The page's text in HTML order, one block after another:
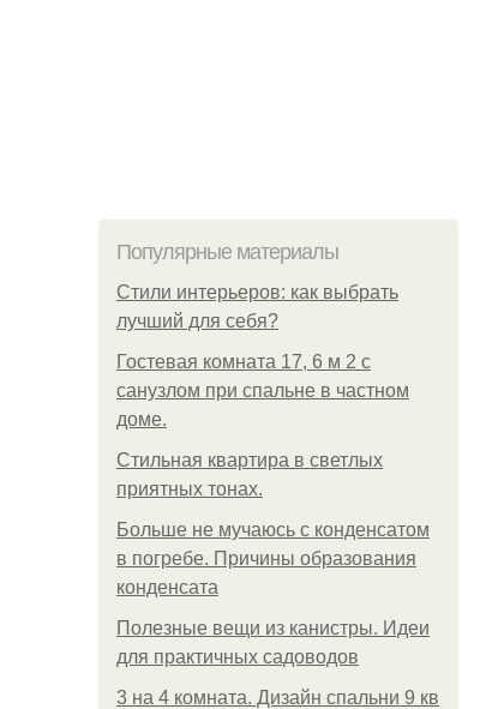
Популярные материалы
Стили интерьеров: как выбрать
лучший для себя?
Гостевая комната 17, 6 м 2 с
санузлом при спальне в частном
доме.
Стильная квартира в светлых
приятных тонах.
Больше не мучаюсь с конденсатом
в погребе. Причины образования
конденсата
Полезные вещи из канистры. Идеи
для практичных садоводов
3 на 4 комната. Дизайн спальни 9 кв